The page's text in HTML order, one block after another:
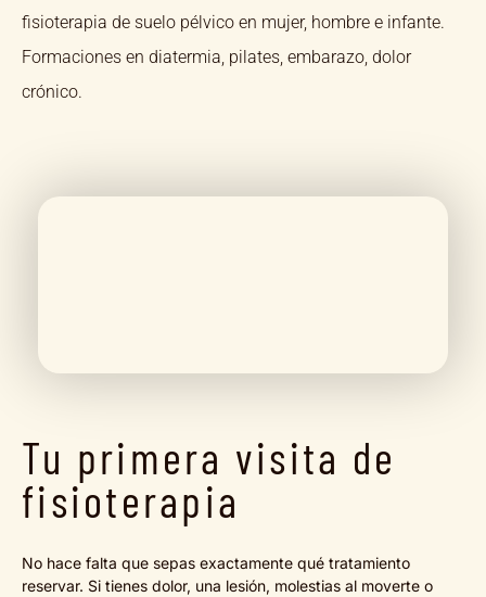
fisioterapia de suelo pélvico en mujer, hombre e infante.
Formaciones en diatermia, pilates, embarazo, dolor
crónico.
Tu primera visita de
fisioterapia
No hace falta que sepas exactamente qué tratamiento
reservar. Si tienes dolor, una lesión, molestias al moverte o